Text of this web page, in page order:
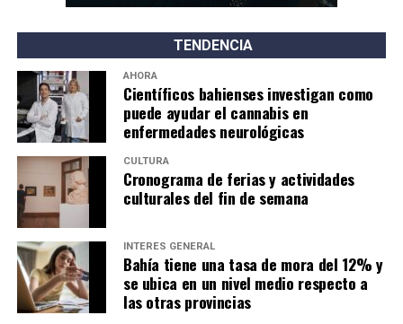
TENDENCIA
AHORA
Científicos bahienses investigan como
puede ayudar el cannabis en
enfermedades neurológicas
CULTURA
Cronograma de ferias y actividades
culturales del fin de semana
INTERÉS GENERAL
Bahía tiene una tasa de mora del 12% y
se ubica en un nivel medio respecto a
las otras provincias